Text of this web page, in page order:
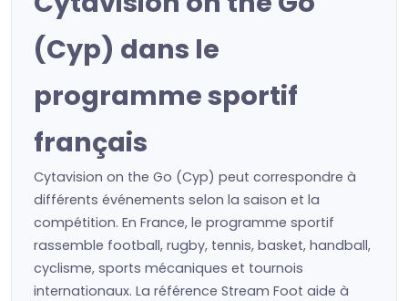
(Cyp) dans le
programme sportif
français
Cytavision on the Go (Cyp) peut correspondre à
différents événements selon la saison et la
compétition. En France, le programme sportif
rassemble football, rugby, tennis, basket, handball,
cyclisme, sports mécaniques et tournois
internationaux. La référence Stream Foot aide à